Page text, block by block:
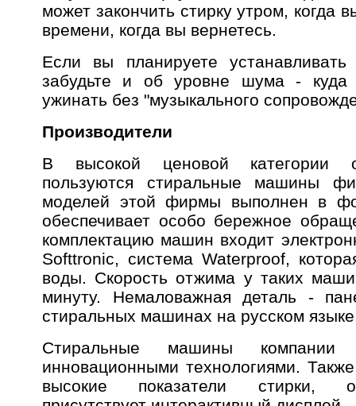
может закончить стирку утром, когда
времени, когда вы вернетесь.
Если вы планируете
забудьте и об уровне шума - куда
ужинать без "музыкального
Производители
В высокой ценовой категории
пользуются стиральные машины
моделей этой фирмы выполнен в
обеспечивает особо бережное
комплектацию машин входит
Softtronic, система Waterproof,
воды. Скорость отжима у таких
минуту. Немаловажная деталь -
стиральных машинах на русском
Стиральные машины компании
инновационными технологиями.
высокие показатели стирки,